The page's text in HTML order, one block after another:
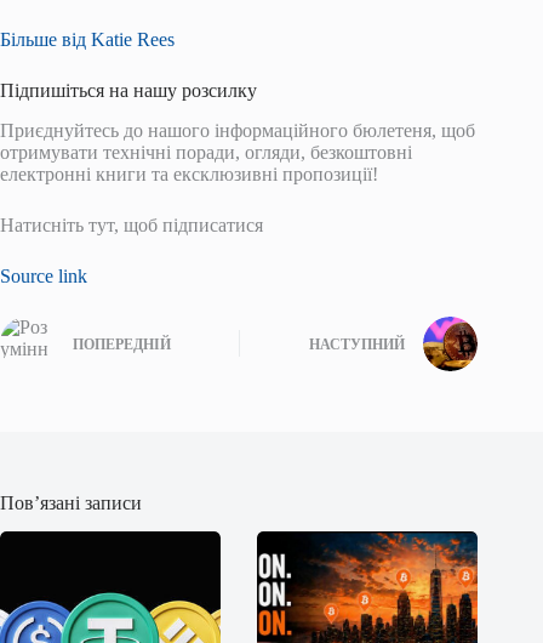
Більше від Katie Rees
Підпишіться на нашу розсилку
Приєднуйтесь до нашого інформаційного бюлетеня, щоб
отримувати технічні поради, огляди, безкоштовні
електронні книги та ексклюзивні пропозиції!
Натисніть тут, щоб підписатися
Source link
ПОПЕРЕДНІЙ НАСТУПНИЙ
Пов’язані записи